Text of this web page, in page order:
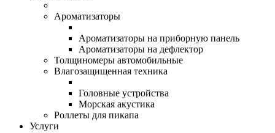
Ароматизаторы
Ароматизаторы на приборную панель
Ароматизаторы на дефлектор
Толщиномеры автомобильные
Влагозащищенная техника
Головные устройства
Морская акустика
Роллеты для пикапа
Услуги